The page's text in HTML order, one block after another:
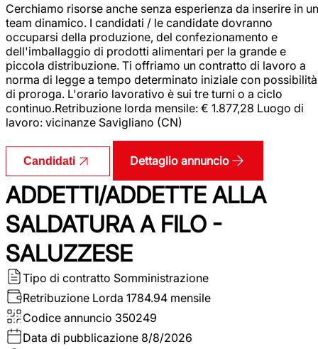
Cerchiamo risorse anche senza esperienza da inserire in un
team dinamico. I candidati / le candidate dovranno
occuparsi della produzione, del confezionamento e
dell'imballaggio di prodotti alimentari per la grande e
piccola distribuzione. Ti offriamo un contratto di lavoro a
norma di legge a tempo determinato iniziale con possibilità
di proroga. L'orario lavorativo è sui tre turni o a ciclo
continuo.Retribuzione lorda mensile: € 1.877,28 Luogo di
lavoro: vicinanze Savigliano (CN)
Candidati Dettaglio annuncio
ADDETTI/ADDETTE ALLA
SALDATURA A FILO -
SALUZZESE
Tipo di contratto Somministrazione
Retribuzione Lorda 1784.94 mensile
Codice annuncio 350249
Data di pubblicazione 8/8/2026